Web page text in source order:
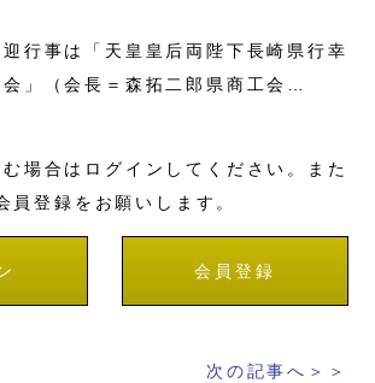
行事は「天皇皇后両陛下長崎県行幸
」（会長＝森拓二郎県商工会…
場合はログインしてください。また
員登録をお願いします。
会員登録
次の記事へ＞＞